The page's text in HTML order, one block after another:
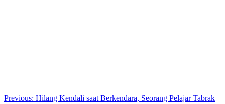
Post
Previous: Hilang Kendali saat Berkendara, Seorang Pelajar Tabrak